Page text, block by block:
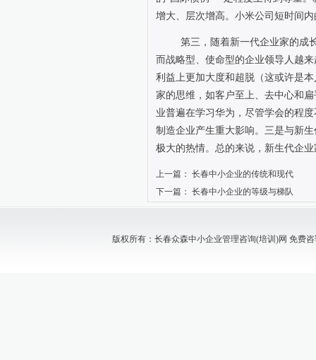
增大、层次增高。小米公司短时间
第三，随着新一代企业家的成
而战略型、使命型的企业领导人越
利益上更加大度和超脱（这或许是
家的思维，如客户至上、去中心和
业普遍在学习华为，尽管学会的程
制造企业产生重大影响。三是与新
极大的热情。总的来说，新生代企
上一篇： 长春中小企业的传统和现代
下一篇： 长春中小企业的等级与梯队
版权所有：长春众森中小企业管理咨询(培训)网 免费咨